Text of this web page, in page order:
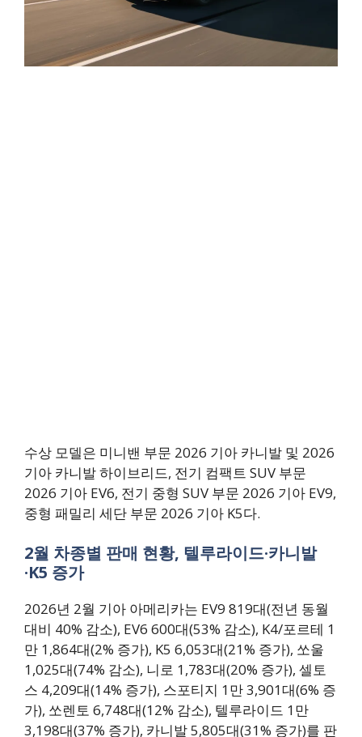
수상 모델은 미니밴 부문 2026 기아 카니발 및 2026
기아 카니발 하이브리드, 전기 컴팩트 SUV 부문
2026 기아 EV6, 전기 중형 SUV 부문 2026 기아 EV9,
중형 패밀리 세단 부문 2026 기아 K5다.
2월 차종별 판매 현황, 텔루라이드·카니발
·K5 증가
2026년 2월 기아 아메리카는 EV9 819대(전년 동월
대비 40% 감소), EV6 600대(53% 감소), K4/포르테 1
만 1,864대(2% 증가), K5 6,053대(21% 증가), 쏘울
1,025대(74% 감소), 니로 1,783대(20% 증가), 셀토
스 4,209대(14% 증가), 스포티지 1만 3,901대(6% 증
가), 쏘렌토 6,748대(12% 감소), 텔루라이드 1만
3,198대(37% 증가), 카니발 5,805대(31% 증가)를 판